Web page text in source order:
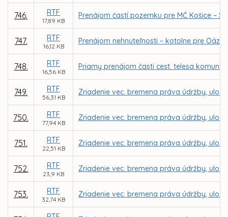
746. RTF
17,89 KB
Prenájom častí pozemku pre MČ Košice –
747. RTF
16,12 KB
Prenájom nehnuteľnosti – kotolne pre
748. RTF
16,56 KB
Priamy prenájom časti cest. telesa
749. RTF
56,31 KB
Zriadenie vec. bremena práva údržby,
750. RTF
77,94 KB
Zriadenie vec. bremena práva údržby,
751. RTF
22,51 KB
Zriadenie vec. bremena práva údržby,
752. RTF
23,9 KB
Zriadenie vec. bremena práva údržby,
753. RTF
32,74 KB
Zriadenie vec. bremena práva údržby,